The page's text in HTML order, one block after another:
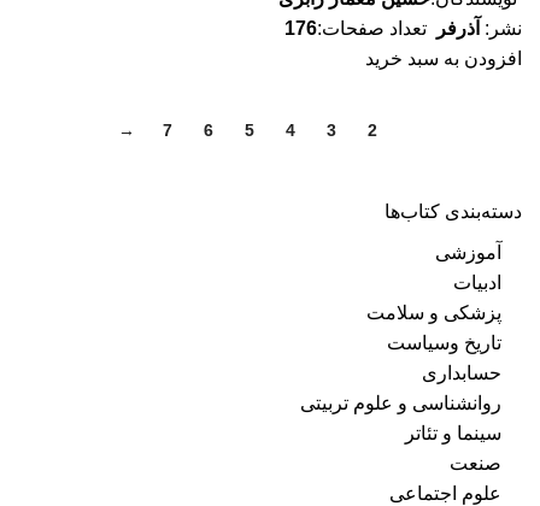
دسته‌بندی کتاب‌ها
آموزشی
ادبیات
پزشکی و سلامت
تاریخ وسیاست
حسابداری
روانشناسی و علوم تربیتی
سینما و تئاتر
صنعت
علوم اجتماعی
نشر: آذرفر تعداد صفحات:176
افزودن به سبد خرید
2
3
4
5
6
7
→